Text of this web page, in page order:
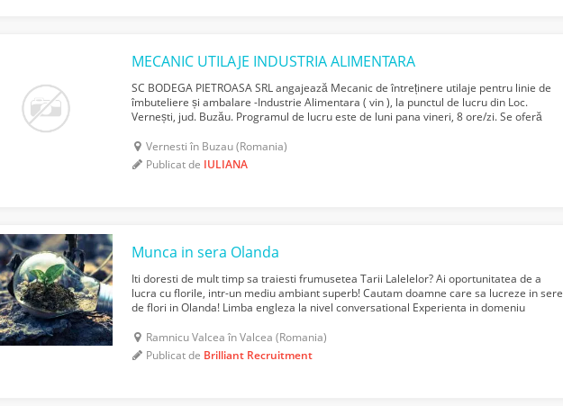
MECANIC UTILAJE INDUSTRIA ALIMENTARA
SC BODEGA PIETROASA SRL angajează Mecanic de întreținere utilaje pentru linie de
îmbuteliere și ambalare -Industrie Alimentara ( vin ), la punctul de lucru din Loc.
Vernești, jud. Buzău. Programul de lucru este de luni pana vineri, 8 ore/zi. Se oferă
Vernesti în Buzau (Romania)
Publicat de IULIANA
Munca in sera Olanda
Iti doresti de mult timp sa traiesti frumusetea Tarii Lalelelor? Ai oportunitatea de a
lucra cu florile, intr-un mediu ambiant superb! Cautam doamne care sa lucreze in sere
de flori in Olanda! Limba engleza la nivel conversational Experienta in domeniu
Ramnicu Valcea în Valcea (Romania)
Publicat de Brilliant Recruitment